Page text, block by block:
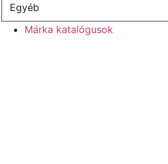
Egyéb
Márka katalógusok